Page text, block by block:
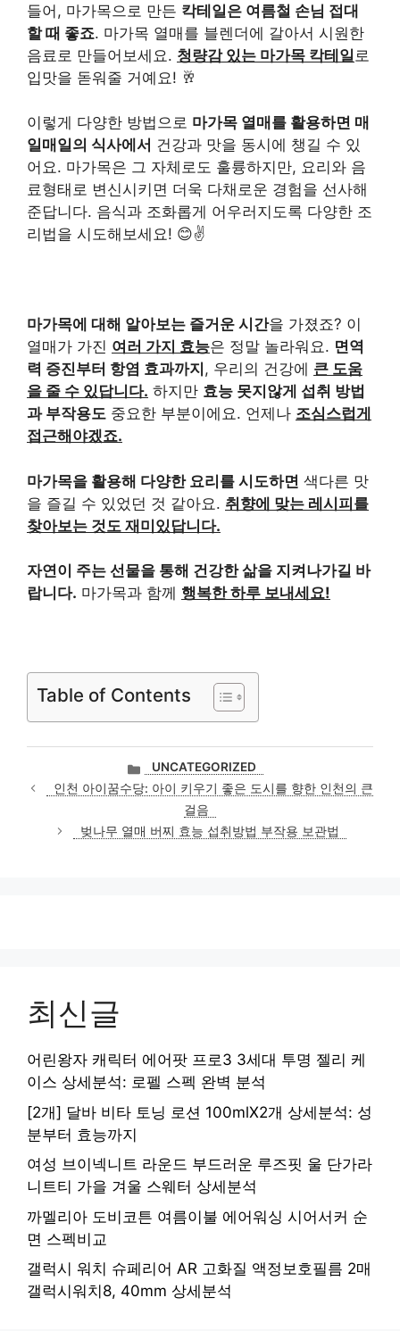
들어, 마가목으로 만든 칵테일은 여름철 손님 접대
할 때 좋죠. 마가목 열매를 블렌더에 갈아서 시원한
음료로 만들어보세요. 청량감 있는 마가목 칵테일 로
입맛을 돋워줄 거예요! 🥂
이렇게 다양한 방법으로 마가목 열매를 활용하면 매
일매일의 식사에서 건강과 맛을 동시에 챙길 수 있
어요. 마가목은 그 자체로도 훌륭하지만, 요리와 음
료형태로 변신시키면 더욱 다채로운 경험을 선사해
준답니다. 음식과 조화롭게 어우러지도록 다양한 조
리법을 시도해보세요! 😊✌️
마가목에 대해 알아보는 즐거운 시간을 가졌죠? 이
열매가 가진 여러 가지 효능은 정말 놀라워요. 면역
력 증진부터 항염 효과까지 , 우리의 건강에 큰 도움
을 줄 수 있답니다. 하지만 효능 못지않게 섭취 방법
과 부작용도 중요한 부분이에요. 언제나 조심스럽게
접근해야겠죠.
마가목을 활용해 다양한 요리를 시도하면 색다른 맛
을 즐길 수 있었던 것 같아요. 취향에 맞는 레시피를
찾아보는 것도 재미있답니다.
자연이 주는 선물을 통해 건강한 삶을 지켜나가길 바
랍니다. 마가목과 함께 행복한 하루 보내세요!
Table of Contents
카
테
고
UNCATEGORIZED
인천 아이꿈수당: 아이 키우기 좋은 도시를 향한 인천의 큰
걸음
벚나무 열매 버찌 효능 섭취방법 부작용 보관법
최신글
어린왕자 캐릭터 에어팟 프로3 3세대 투명 젤리 케
이스 상세분석: 로펠 스펙 완벽 분석
[2개] 달바 비타 토닝 로션 100mlX2개 상세분석: 성
분부터 효능까지
여성 브이넥니트 라운드 부드러운 루즈핏 울 단가라
니트티 가을 겨울 스웨터 상세분석
까멜리아 도비코튼 여름이불 에어워싱 시어서커 순
면 스펙비교
갤럭시 워치 슈페리어 AR 고화질 액정보호필름 2매
갤럭시워치8, 40mm 상세분석